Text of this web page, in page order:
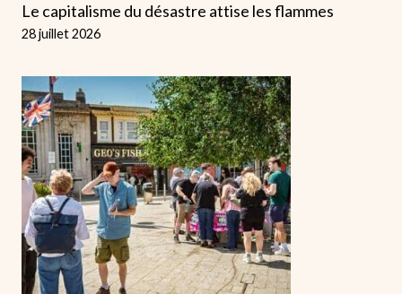
Le capitalisme du désastre attise les flammes
28 juillet 2026